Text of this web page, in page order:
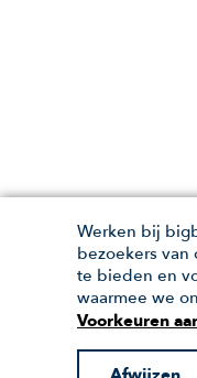
Werken bij
bezoekers
te bieden en
waarmee we
Voorkeuren